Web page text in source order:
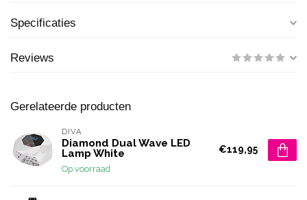
Specificaties
Reviews
Gerelateerde producten
DIVA
Diamond Dual Wave LED
Lamp White
Op voorraad
€119,95